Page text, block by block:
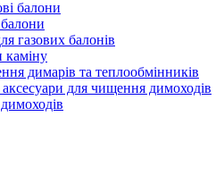
балони
балони
газових балонів
каміну
димарів та теплообмінників
для чищення димоходів